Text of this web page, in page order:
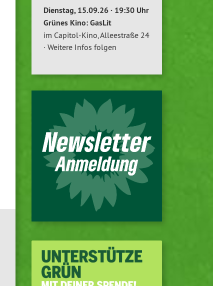
Dienstag, 15.09.26 · 19:30 Uhr
Grünes Kino: GasLit
im Capitol-Kino, Alleestraße 24
· Weitere Infos folgen